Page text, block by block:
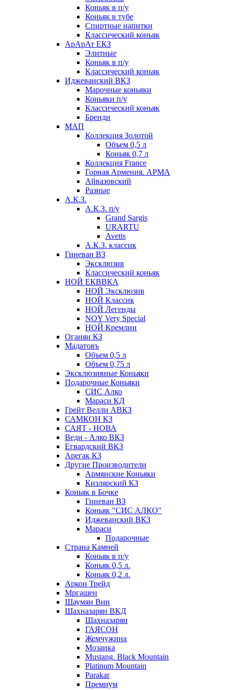
Коньяк в п/у
Коньяк в тубе
Спиртные напитки
Классический коньяк
АрАрАт ЕКЗ
Элитные
Коньяк в п/у
Классический коньяк
Иджеванский ВКЗ
Марочные коньяки
Коньяки п/у
Классический коньяк
Бренди
МАП
Коллекция Золотой
Объем 0,5 л
Коньяк 0,7 л
Коллекция France
Горная Армения. АРМА
Айвазовский
Разные
А.К.З.
А.К.З. п/у
Grand Sargis
URARTU
Avetis
А.К.З. классик
Гиневан ВЗ
Эксклюзив
Классический коньяк
НОЙ ЕКВВКА
НОЙ Эксклюзив
НОЙ Классик
НОЙ Легенды
NOY Very Speсial
НОЙ Кремлин
Оганян КЗ
Мадатовъ
Объем 0,5 л
Объем 0,75 л
Эксклюзивные Коньяки
Подарочные Коньяки
СИС Алко
Мараси КД
Грейт Велли АВКЗ
САМКОН КЗ
САЯТ - НОВА
Веди - Алко ВКЗ
Егвардский ВКЗ
Арегак КЗ
Другие Производители
Армянские Коньяки
Кизлярский КЗ
Коньяк в Бочке
Гиневан ВЗ
Коньяк "СИС АЛКО"
Иджеванский ВКЗ
Мараси
Подарочные
Страна Камней
Коньяк в п/у
Коньяк 0,5 л.
Коньяк 0,2 л.
Аркон Трейд
Мргашен
Шаумян Вин
Шахназарян ВКД
Шахназарян
ГАЯСОН
Жемчужина
Мозаика
Mustang. Black Mountain
Platinum Mountain
Parakar
Премиум